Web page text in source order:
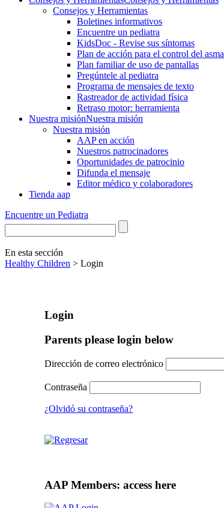
Consejos y Herramientas
Boletines informativos
Encuentre un pediatra
KidsDoc - Revise sus síntomas
Plan de acción para el control del asma
Plan familiar de uso de pantallas
Pregúntele al pediatra
Programa de mensajes de texto
Rastre​​ador de activida​d física
Retraso motor: herramienta
Nuestra misiónNuestra misión
Nuestra misión
AAP en acción
Nuestros patrocinadores
Oportunidades de patrocinio
Difunda el mensaje
Editor médico y colaboradores
Tienda aap
Encuentre un Pediatra
En esta sección
Healthy Children > Login
Login
Parents please login below
Dirección de correo electrónico
Contraseña
¿Olvidó su contraseña?
AAP Members: access here